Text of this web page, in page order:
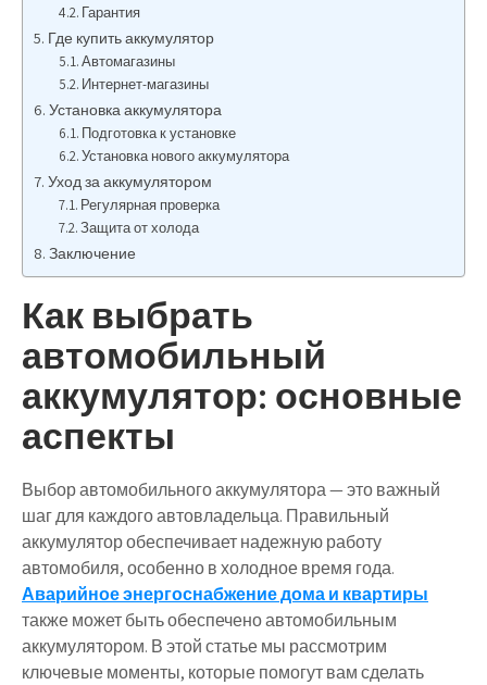
Гарантия
Где купить аккумулятор
Автомагазины
Интернет-магазины
Установка аккумулятора
Подготовка к установке
Установка нового аккумулятора
Уход за аккумулятором
Регулярная проверка
Защита от холода
Заключение
Как выбрать
автомобильный
аккумулятор: основные
аспекты
Выбор автомобильного аккумулятора — это важный
шаг для каждого автовладельца. Правильный
аккумулятор обеспечивает надежную работу
автомобиля, особенно в холодное время года.
Аварийное энергоснабжение дома и квартиры
также может быть обеспечено автомобильным
аккумулятором. В этой статье мы рассмотрим
ключевые моменты, которые помогут вам сделать